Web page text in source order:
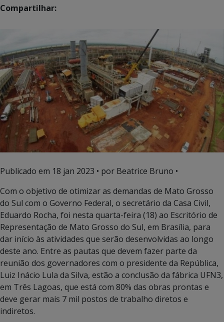
Compartilhar:
Publicado em 18 jan 2023 • por Beatrice Bruno •
Com o objetivo de otimizar as demandas de Mato Grosso
do Sul com o Governo Federal, o secretário da Casa Civil,
Eduardo Rocha, foi nesta quarta-feira (18) ao Escritório de
Representação de Mato Grosso do Sul, em Brasília, para
dar início às atividades que serão desenvolvidas ao longo
deste ano. Entre as pautas que devem fazer parte da
reunião dos governadores com o presidente da República,
Luiz Inácio Lula da Silva, estão a conclusão da fábrica UFN3,
em Três Lagoas, que está com 80% das obras prontas e
deve gerar mais 7 mil postos de trabalho diretos e
indiretos.